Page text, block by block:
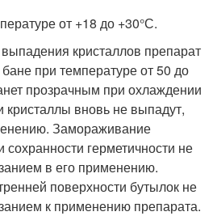
от +18 до +30°С.
кристаллов препарат
при температуре от 50 до
прозрачным при охлаждении
вновь не выпадут,
Замораживание
герметичности не
в его применению.
поверхности бутылок не
к применению препарата.